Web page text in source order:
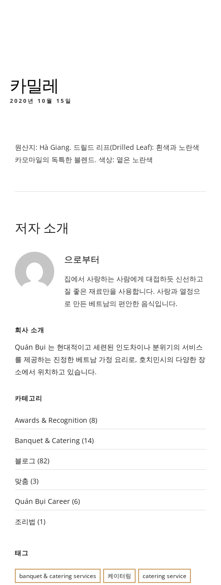
카밀레
2020년 10월 15일
원산지: Hà Giang. 드릴드 리프(Drilled Leaf): 흰색과 노란색
카모마일의 독특한 블렌드. 색상: 옅은 노란색
저자 소개
으로부터
집에서 사랑하는 사람에게 대접하듯 신선하고
질 좋은 재료만을 사용합니다. 사랑과 열정으
로 만든 베트남의 편안한 음식입니다.
회사 소개
Quán Bụi 는 현대적이고 세련된 인도차이나 분위기의 서비스
를 제공하는 진정한 베트남 가정 요리로, 호치민시의 다양한 장
소에서 위치하고 있습니다.
카테고리
Awards & Recognition (8)
Banquet & Catering (14)
블로그 (82)
맞춤 (3)
Quán Bụi Career (6)
조리법 (1)
태그
banquet & catering services 케이터링
catering service